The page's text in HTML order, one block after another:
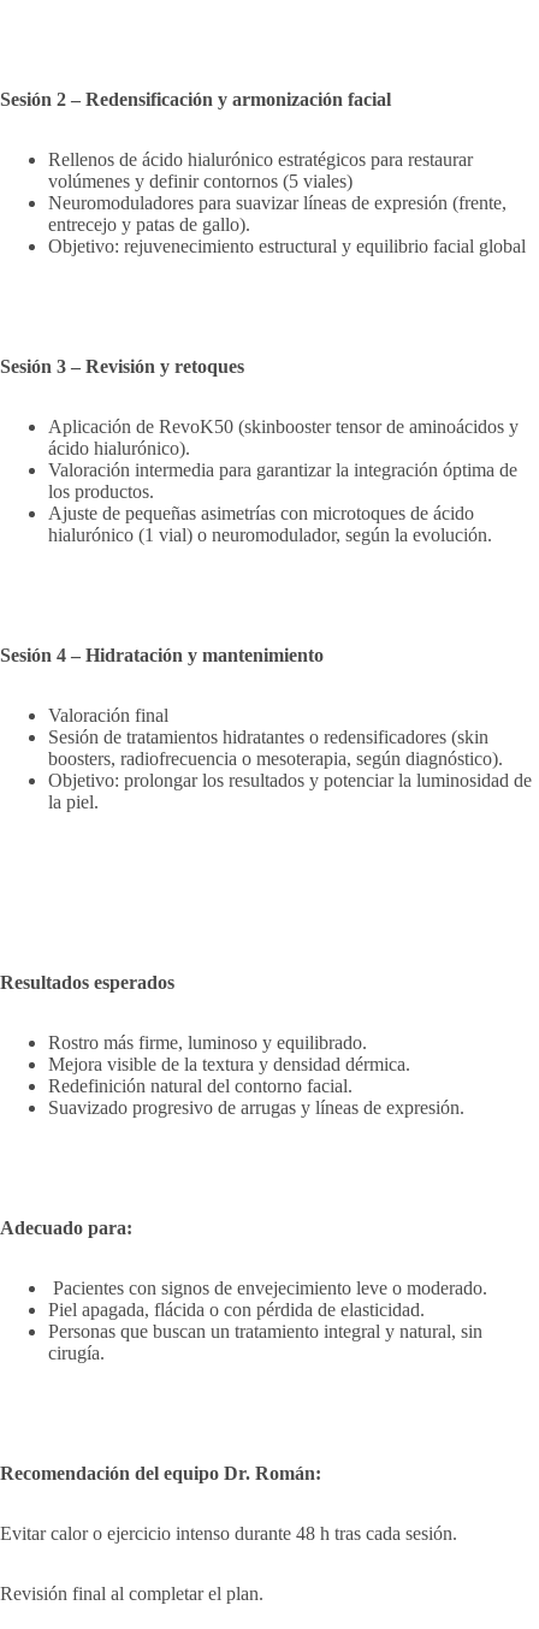
Sesión 2 – Redensificación y armonización facial
Rellenos de ácido hialurónico estratégicos para restaurar
volúmenes y definir contornos (5 viales)
Neuromoduladores para suavizar líneas de expresión (frente,
entrecejo y patas de gallo).
Objetivo: rejuvenecimiento estructural y equilibrio facial global
Sesión 3 – Revisión y retoques
Aplicación de RevoK50 (skinbooster tensor de aminoácidos y
ácido hialurónico).
Valoración intermedia para garantizar la integración óptima de
los productos.
Ajuste de pequeñas asimetrías con microtoques de ácido
hialurónico (1 vial) o neuromodulador, según la evolución.
Sesión 4 – Hidratación y mantenimiento
Valoración final
Sesión de tratamientos hidratantes o redensificadores (skin
boosters, radiofrecuencia o mesoterapia, según diagnóstico).
Objetivo: prolongar los resultados y potenciar la luminosidad de
la piel.
Resultados esperados
Rostro más firme, luminoso y equilibrado.
Mejora visible de la textura y densidad dérmica.
Redefinición natural del contorno facial.
Suavizado progresivo de arrugas y líneas de expresión.
Adecuado para:
Pacientes con signos de envejecimiento leve o moderado.
Piel apagada, flácida o con pérdida de elasticidad.
Personas que buscan un tratamiento integral y natural, sin
cirugía.
Recomendación del equipo Dr. Román:
Evitar calor o ejercicio intenso durante 48 h tras cada sesión.
Revisión final al completar el plan.